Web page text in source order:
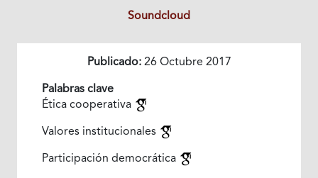
Soundcloud
Publicado:26 Octubre 2017
Palabras clave
Ética cooperativa
Valores institucionales
Participación democrática